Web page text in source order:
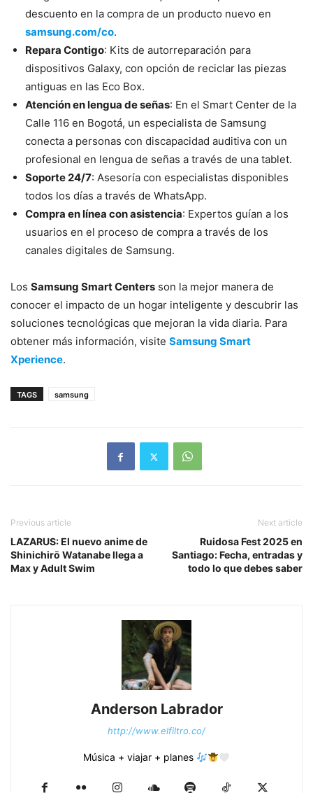
descuento en la compra de un producto nuevo en
samsung.com/co.
Repara Contigo: Kits de autorreparación para
dispositivos Galaxy, con opción de reciclar las piezas
antiguas en las Eco Box.
Atención en lengua de señas: En el Smart Center de la
Calle 116 en Bogotá, un especialista de Samsung
conecta a personas con discapacidad auditiva con un
profesional en lengua de señas a través de una tablet.
Soporte 24/7: Asesoría con especialistas disponibles
todos los días a través de WhatsApp.
Compra en línea con asistencia: Expertos guían a los
usuarios en el proceso de compra a través de los
canales digitales de Samsung.
Los Samsung Smart Centers son la mejor manera de
conocer el impacto de un hogar inteligente y descubrir las
soluciones tecnológicas que mejoran la vida diaria. Para
obtener más información, visite Samsung Smart
Xperience.
TAGS samsung
Previous article
LAZARUS: El nuevo anime de
Shinichirō Watanabe llega a
Max y Adult Swim
Next article
Ruidosa Fest 2025 en
Santiago: Fecha, entradas y
todo lo que debes saber
Anderson Labrador
http://www.elfiltro.co/
Música + viajar + planes